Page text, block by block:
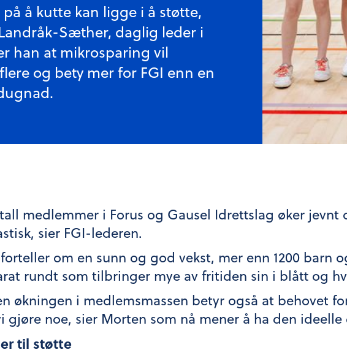
å kutte kan ligge i å støtte,
Sæther, daglig leder i
han at mikrosparing vil
og bety mer for FGI enn en
medlemmer i Forus og Gausel Idrettslag øker
sier FGI-lederen.
om en sunn og god vekst, mer enn 1200 barn
rundt som tilbringer mye av fritiden sin i blått og
økningen i medlemsmassen betyr også at behovet
gjøre noe, sier Morten som nå mener å ha den
til støtte